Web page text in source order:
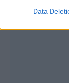
Data